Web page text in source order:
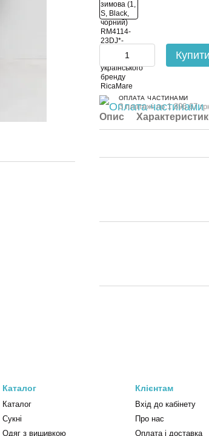
Купити
ОПЛАТА ЧАСТИНАМИ
3 платежі по 1 896.67
Опис
Каталог
Каталог
Сукні
Одяг з вишивкою
Клієнтам
Вхід до кабінету
Про нас
Оплата і доставка